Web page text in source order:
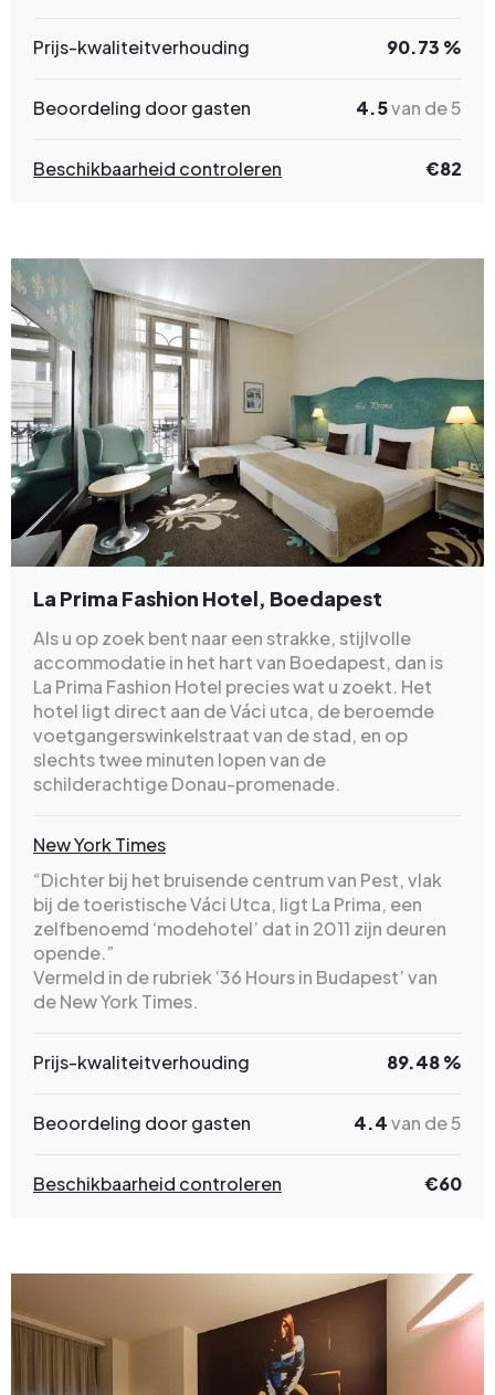
Prijs-kwaliteitverhouding 90.73 %
Beoordeling door gasten 4.5van de 5
Beschikbaarheid controleren €82
La Prima Fashion Hotel, Boedapest
Als u op zoek bent naar een strakke, stijlvolle
accommodatie in het hart van Boedapest, dan is
La Prima Fashion Hotel precies wat u zoekt. Het
hotel ligt direct aan de Váci utca, de beroemde
voetgangerswinkelstraat van de stad, en op
slechts twee minuten lopen van de
schilderachtige Donau-promenade.
New York Times
“Dichter bij het bruisende centrum van Pest, vlak
bij de toeristische Váci Utca, ligt La Prima, een
zelfbenoemd ‘modehotel’ dat in 2011 zijn deuren
opende.”
Vermeld in de rubriek ‘36 Hours in Budapest’ van
de New York Times.
Prijs-kwaliteitverhouding 89.48 %
Beoordeling door gasten 4.4van de 5
Beschikbaarheid controleren €60